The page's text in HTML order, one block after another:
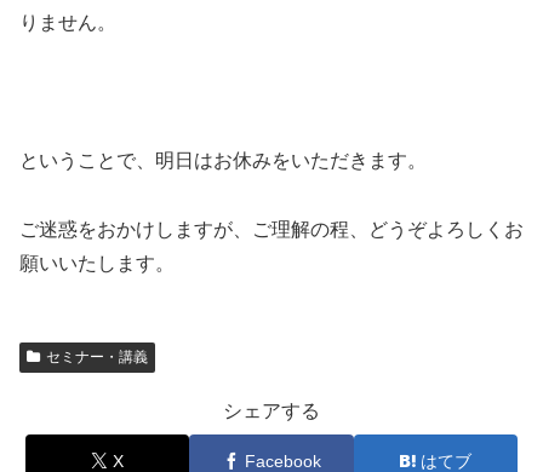
りません。
ということで、明日はお休みをいただきます。
ご迷惑をおかけしますが、ご理解の程、どうぞよろしくお
願いいたします。
セミナー・講義
シェアする
X Facebook はてブ